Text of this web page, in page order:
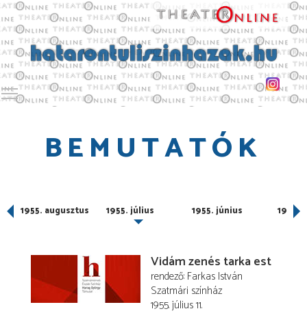
Toggle main menu visibility
BEMUTATÓK
1955. augusztus 1955. július 1955. június 1955.
Vidám zenés tarka est
rendező Farkas István
Szatmári színház
1955. július 11.